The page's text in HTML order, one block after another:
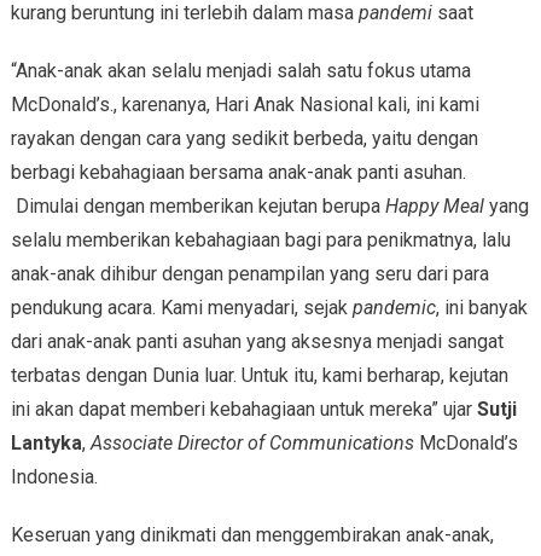
kurang beruntung ini terlebih dalam masa pandemisaat
“Anak-anak akan selalu menjadi salah satu fokus utama
McDonald’s., karenanya, Hari Anak Nasional kali, ini kami
rayakan dengan cara yang sedikit berbeda, yaitu dengan
berbagi kebahagiaan bersama anak-anak panti asuhan.
Dimulai dengan memberikan kejutan berupa Happy Mealyang
selalu memberikan kebahagiaan bagi para penikmatnya, lalu
anak-anak dihibur dengan penampilan yang seru dari para
pendukung acara. Kami menyadari, sejak pandemic, ini banyak
dari anak-anak panti asuhan yang aksesnya menjadi sangat
terbatas dengan Dunia luar. Untuk itu, kami berharap, kejutan
ini akan dapat memberi kebahagiaan untuk mereka” ujar Sutji
Lantyka,Associate Director of CommunicationsMcDonald’s
Indonesia.
Keseruan yang dinikmati dan menggembirakan anak-anak,